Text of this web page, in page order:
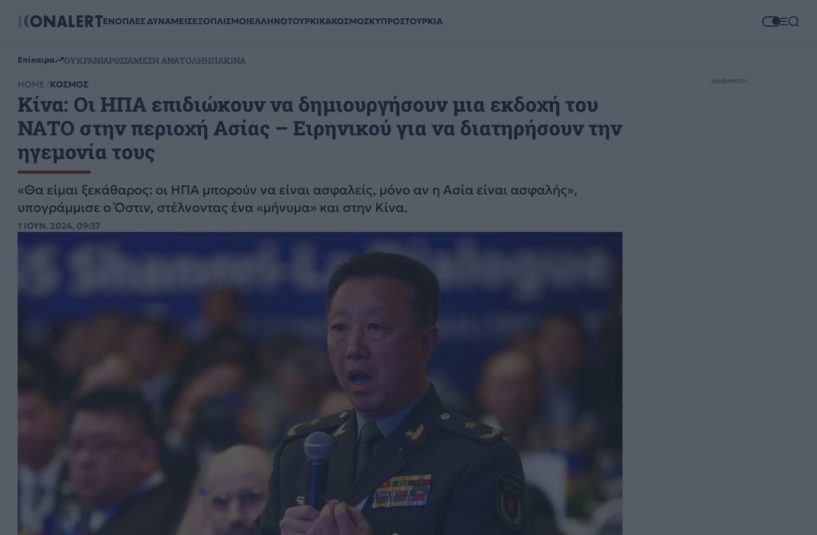
ΕΝΟΠΛΕΣ ΔΥΝΑΜΕΙΣΕΞΟΠΛΙΣΜΟΙΕΛΛΗΝΟΤΟΥΡΚΙΚΑΚΟΣΜΟΣΚΥΠΡΟΣΤΟΥΡΚΙΑ
Επίκαιρα ΟΥΚΡΑΝΙΑΡΩΣΙΑΜΕΣΗ ΑΝΑΤΟΛΗΗΠΑΚΙΝΑ
HOME ΚΟΣΜΟΣ
Κίνα: Οι ΗΠΑ επιδιώκουν να δημιουργήσουν μια εκδοχή του
ΝΑΤΟ στην περιοχή Ασίας – Ειρηνικού για να διατηρήσουν την
ηγεμονία τους
«Θα είμαι ξεκάθαρος: οι ΗΠΑ μπορούν να είναι ασφαλείς, μόνο αν η Ασία είναι ασφαλής»,
υπογράμμισε ο Όστιν, στέλνοντας ένα «μήνυμα» και στην Κίνα.
1 ΙΟΥΝ. 2024, 09:37
ΔΙΑΦΗΜΙΣΗ